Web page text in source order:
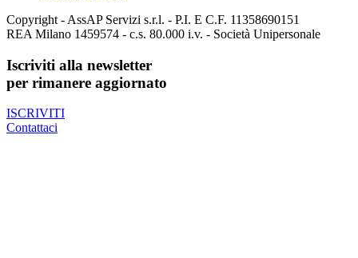
Copyright - AssAP Servizi s.r.l. - P.I. E C.F. 11358690151
REA Milano 1459574 - c.s. 80.000 i.v. - Società Unipersonale
Iscriviti alla newsletter
per rimanere aggiornato
ISCRIVITI
Contattaci